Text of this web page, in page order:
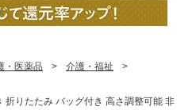
・医薬品 > 介護・福祉
>
折りたたみ バッグ付き 高さ調整可能 非